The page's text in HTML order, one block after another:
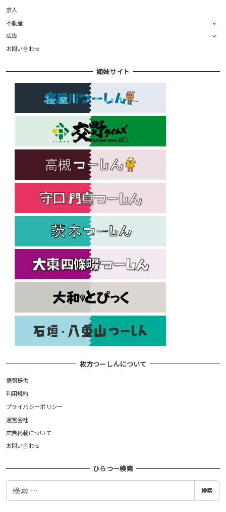
求人
不動産
広告
お問い合わせ
姉妹サイト
枚方つーしんについて
情報提供
利用規約
プライバシーポリシー
運営会社
広告掲載について
お問い合わせ
ひらつー検索
検
検索